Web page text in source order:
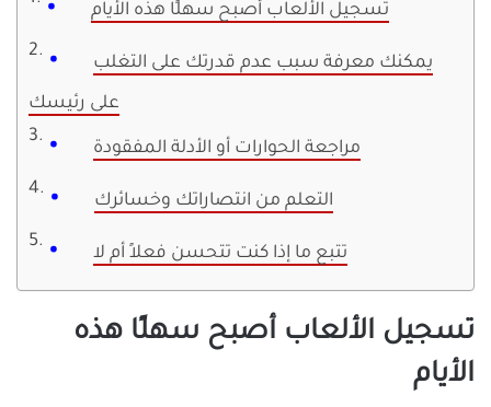
تسجيل الألعاب أصبح سهلًا هذه الأيام
يمكنك معرفة سبب عدم قدرتك على التغلب
على رئيسك
مراجعة الحوارات أو الأدلة المفقودة
التعلم من انتصاراتك وخسائرك
تتبع ما إذا كنت تتحسن فعلاً أم لا
تسجيل الألعاب أصبح سهلًا هذه
الأيام